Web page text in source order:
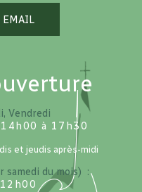
EMAIL
Vendredi
à 17h30
et jeudis après-midi
samedi du mois) :